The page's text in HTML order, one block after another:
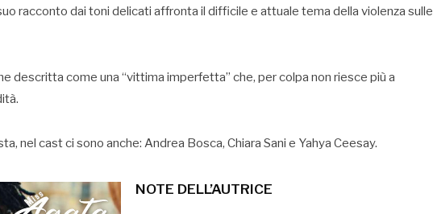
racconto dai toni delicati affronta il difficile e attuale tema della violenza sulle
descritta come una “vittima imperfetta” che, per colpa non riesce più a
nel cast ci sono anche: Andrea Bosca, Chiara Sani e Yahya Ceesay.
NOTE DELL’AUTRICE